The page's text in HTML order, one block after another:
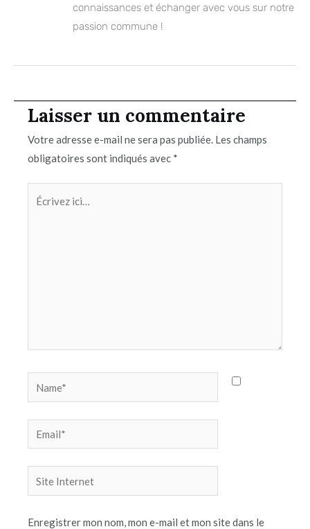
connaissances et échanger avec vous sur notre
passion commune !
Laisser un commentaire
Votre adresse e-mail ne sera pas publiée. Les champs
obligatoires sont indiqués avec *
Email*
Internet
Enregistrer mon nom, mon e-mail et mon site dans le